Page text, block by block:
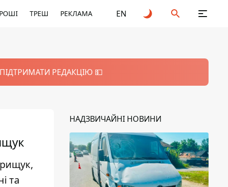
ТРЕШ РЕКЛАМА EN
РЕДАКЦІЮ 💵
та
НАДЗВИЧАЙНІ НОВИНИ